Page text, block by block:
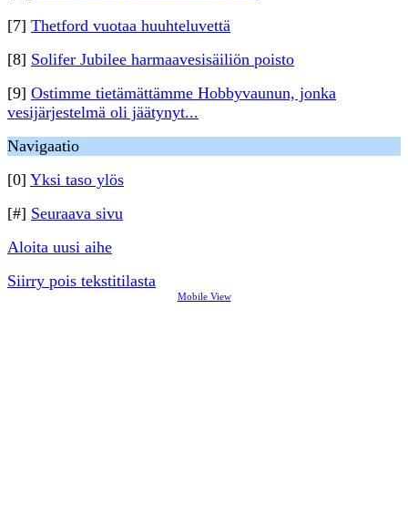
[7] Thetford vuotaa huuhteluvettä
[8] Solifer Jubilee harmaavesisäiliön poisto
[9] Ostimme tietämättämme Hobbyvaunun, jonka
vesijärjestelmä oli jäätynyt...
Navigaatio
[0] Yksi taso ylös
[#] Seuraava sivu
Aloita uusi aihe
Siirry pois tekstitilasta
Mobile View